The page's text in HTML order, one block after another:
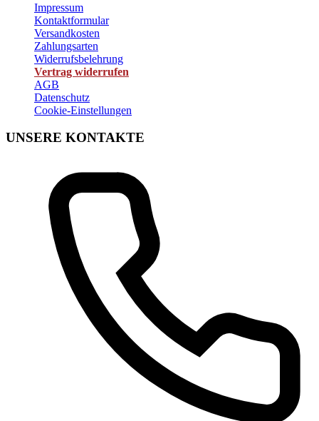
Impressum
Kontaktformular
Versandkosten
Zahlungsarten
Widerrufsbelehrung
Vertrag widerrufen
AGB
Datenschutz
Cookie-Einstellungen
UNSERE KONTAKTE